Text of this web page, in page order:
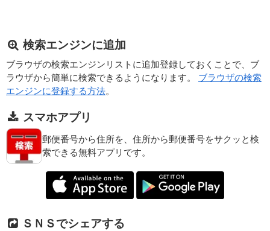
検索エンジンに追加
ブラウザの検索エンジンリストに追加登録しておくことで、ブ
ラウザから簡単に検索できるようになります。 ブラウザの検索
エンジンに登録する方法。
スマホアプリ
郵便番号から住所を、住所から郵便番号をサクッと検
索できる無料アプリです。
ＳＮＳでシェアする